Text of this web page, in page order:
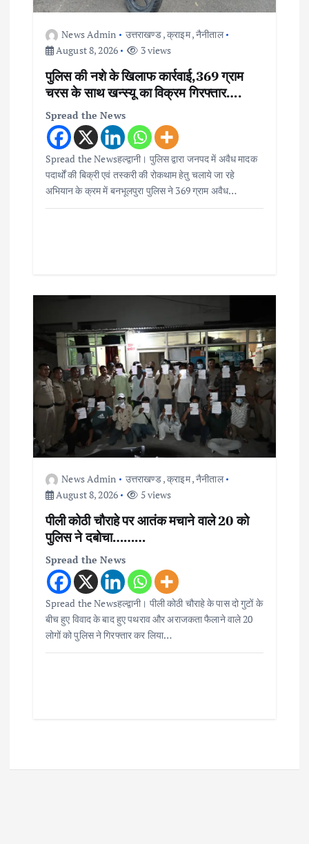
News Admin उत्तराखण्ड,क्राइम,नैनीताल
August 8, 2026
3 views
पुलिस की नशे के खिलाफ कार्रवाई,369 ग्राम
चरस के साथ खन्स्यू का विक्रम गिरफ्तार….
Spread the News
Spread the Newsहल्द्वानी। पुलिस द्वारा जनपद में अवैध मादक
पदार्थों की बिक्री एवं तस्करी की रोकथाम हेतु चलाये जा रहे
अभियान के क्रम में बनभूलपुरा पुलिस ने 369 ग्राम अवैध…
News Admin उत्तराखण्ड,क्राइम,नैनीताल
August 8, 2026
5 views
पीली कोठी चौराहे पर आतंक मचाने वाले 20 को
पुलिस ने दबोचा………
Spread the News
Spread the Newsहल्द्वानी। पीली कोठी चौराहे के पास दो गुटों के
बीच हुए विवाद के बाद हुए पथराव और अराजकता फैलाने वाले 20
लोगों को पुलिस ने गिरफ्तार कर लिया…